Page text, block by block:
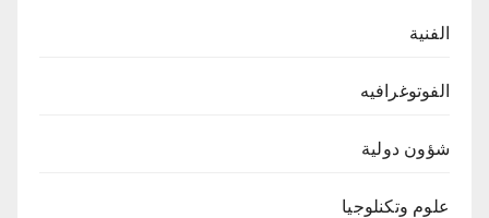
الفنية
الفوتوغرافيه
شؤون دولية
علوم وتكنلوجيا